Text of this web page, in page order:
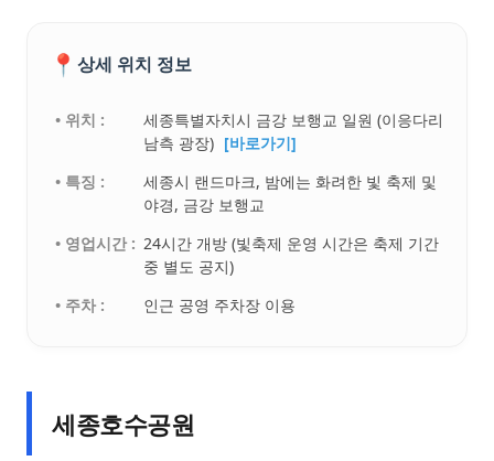
📍 상세 위치 정보
• 위치 :
세종특별자치시 금강 보행교 일원 (이응다리
남측 광장) [바로가기]
• 특징 :
세종시 랜드마크, 밤에는 화려한 빛 축제 및
야경, 금강 보행교
• 영업시간 : 24시간 개방 (빛축제 운영 시간은 축제 기간
중 별도 공지)
• 주차 :
인근 공영 주차장 이용
세종호수공원